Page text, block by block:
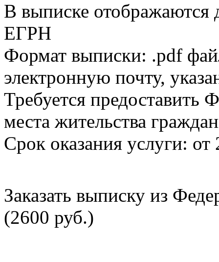
В выписке
ЕГРН
Формат выписки: .pdf
электронную почту,
Требуется
места жительства
Срок оказания услуги: от
Заказать выписку из
(2600 руб.)